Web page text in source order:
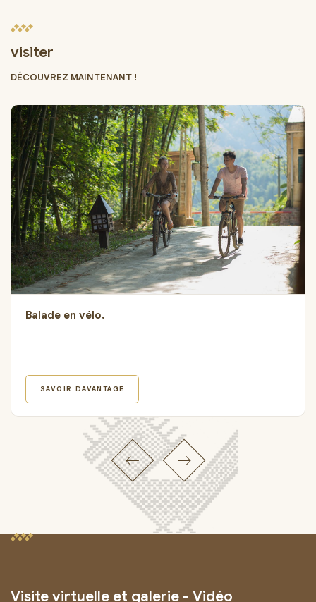
visiter
DÉCOUVREZ MAINTENANT !
Balade en vélo.
SAVOIR DAVANTAGE
Visite virtuelle et galerie - Vidéo